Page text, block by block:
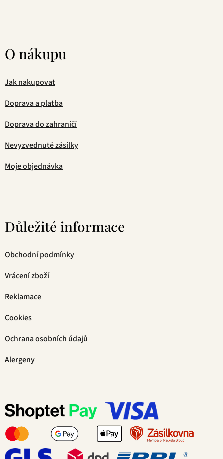
O nákupu
Jak nakupovat
Doprava a platba
Doprava do zahraničí
Nevyzvednuté zásilky
Moje objednávka
Důležité informace
Obchodní podmínky
Vrácení zboží
Reklamace
Cookies
Ochrana osobních údajů
Alergeny